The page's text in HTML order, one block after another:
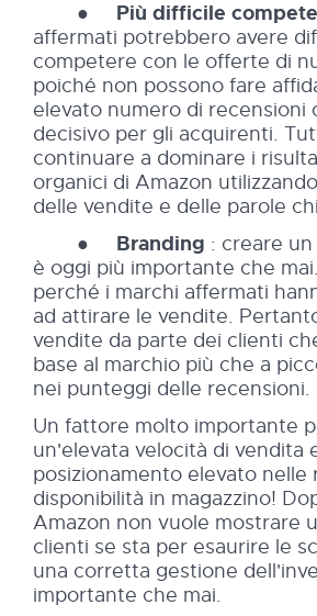
● Più difficile
affermati potrebbero avere
competere con le offerte di
poiché non possono fare
elevato numero di recensioni
decisivo per gli acquirenti.
continuare a dominare i
organici di Amazon
delle vendite e delle parole
● Branding : creare
è oggi più importante che
perché i marchi affermati
ad attirare le vendite.
vendite da parte dei clienti
base al marchio più che a
nei punteggi delle recensioni.
Un fattore molto importante
un'elevata velocità di vendita
posizionamento elevato nelle
disponibilità in magazzino!
Amazon non vuole mostrare
clienti se sta per esaurire le
una corretta gestione
importante che mai.